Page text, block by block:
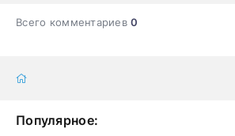
Всего комментариев0
Популярное: